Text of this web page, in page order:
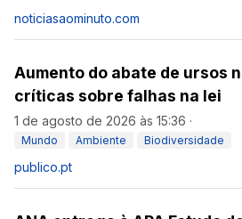
noticiasaominuto.com
Aumento do abate de ursos
críticas sobre falhas na lei
1 de agosto de 2026 às 15:36 ·
Mundo Ambiente Biodiversidade
publico.pt